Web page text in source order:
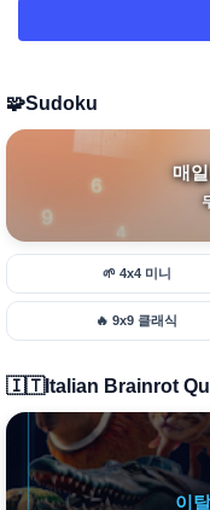
🧩Sudoku
매
🌱 4x4 미니
🔥 9x9 클래식
🇮🇹Italian Brainrot
이